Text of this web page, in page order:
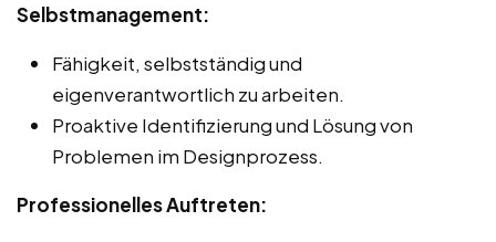
Selbstmanagement:
Fähigkeit, selbstständig und
eigenverantwortlich zu arbeiten.
Proaktive Identifizierung und Lösung von
Problemen im Designprozess.
Professionelles Auftreten: